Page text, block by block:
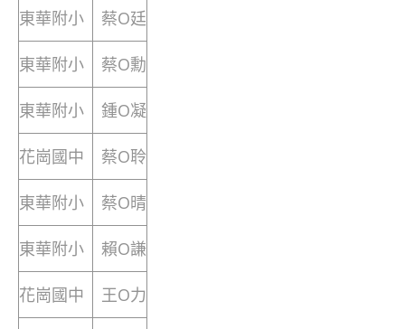
東華附小 蔡O廷
東華附小 蔡O勳
東華附小 鍾O凝
花崗國中 蔡O聆
東華附小 蔡O晴
東華附小 賴O謙
花崗國中 王O力